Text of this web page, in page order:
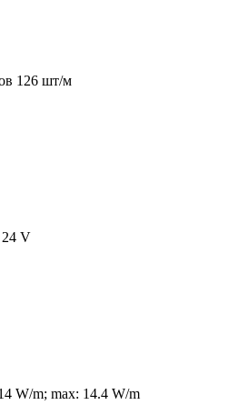
126 шт/м
24 V
W/m; max: 14.4 W/m